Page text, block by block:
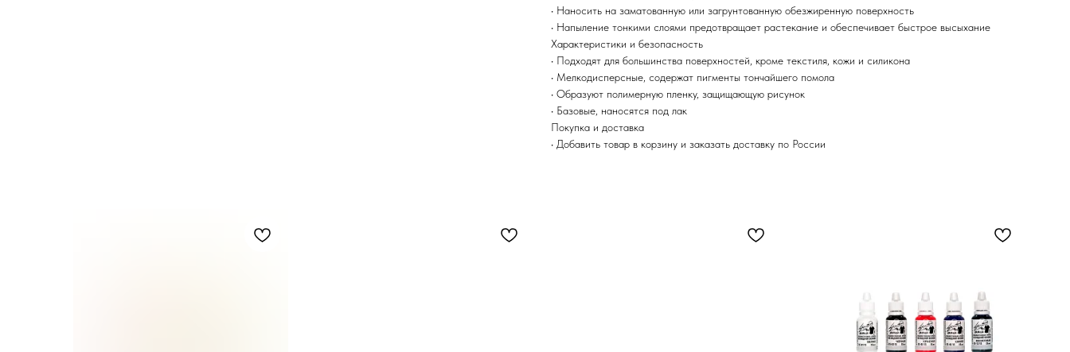
• Наносить на заматованную или загрунтованную обезжиренную поверхность
• Напыление тонкими слоями предотвращает растекание и обеспечивает быстрое высыхание
Характеристики и безопасность
• Подходят для большинства поверхностей, кроме текстиля, кожи и силикона
• Мелкодисперсные, содержат пигменты тончайшего помола
• Образуют полимерную пленку, защищающую рисунок
• Базовые, наносятся под лак
Покупка и доставка
• Добавить товар в корзину и заказать доставку по России